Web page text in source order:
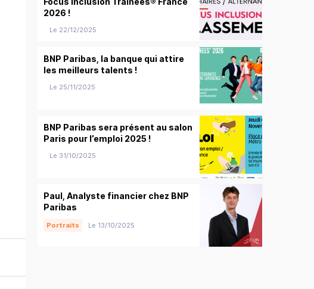
2026 !
Le 22/12/2025
BNP Paribas, la banque qui attire
les meilleurs talents !
Le 25/11/2025
BNP Paribas sera présent au salon
Paris pour l’emploi 2025 !
Le 31/10/2025
Paul, Analyste financier chez BNP
Paribas
Portraits Le 13/10/2025